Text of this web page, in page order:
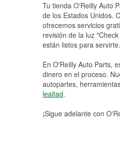
Tu tienda O'Reilly Auto
de los Estados Unidos.
ofrecemos servicios
revisión de la luz
están listos para servirte.
En O'Reilly Auto Parts,
dinero en el proceso.
autopartes,
lealtad.
¡Sigue adelante con